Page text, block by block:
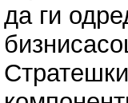
да ги